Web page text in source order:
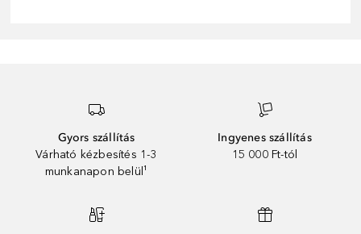
Gyors szállítás
Várható kézbesítés 1-3
munkanapon belül¹
Ingyenes szállítás
15 000 Ft-tól